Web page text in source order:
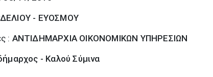
- ΕΥΟΣΜΟΥ
: ΑΝΤΙΔΗΜΑΡΧΙΑ ΟΙΚΟΝΟΜΙΚΩΝ ΥΠΗΡΕΣΙΩΝ
- Καλού Σύµινα